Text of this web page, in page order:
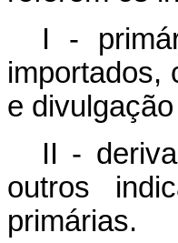
I -
importados,
e
II -
outros
primárias.